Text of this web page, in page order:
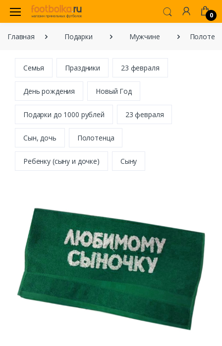
0
Главная Подарки Мужчине
Семья Праздники 23 февраля
День рождения Новый Год
Подарки до 1000 рублей 23 февраля
Сын, дочь Полотенца
Ребенку (сыну и дочке) Сыну